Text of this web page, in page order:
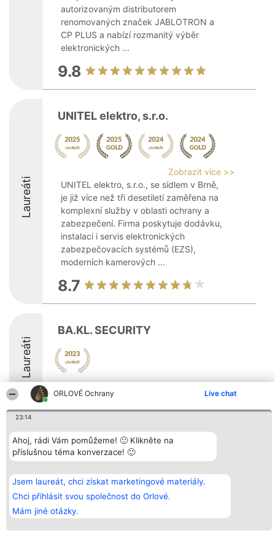
ORLOVÉ Ochrany Live chat
23:14
Ahoj, rádi Vám pomůžeme! 🙂 Klikněte na
příslušnou téma konverzace! 🙂
Jsem laureát, chci získat marketingové materiály.
Chci přihlásit svou společnost do Orlové.
Mám jiné otázky.
autorizovaným distributorem
renomovaných značek JABLOTRON a
CP PLUS a nabízí rozmanitý výběr
elektronických ...
9.8
Laureáti
UNITEL elektro, s.r.o.
Zobrazit více >>
UNITEL elektro, s.r.o., se sídlem v Brně,
je již více než tři desetiletí zaměřena na
komplexní služby v oblasti ochrany a
zabezpečení. Firma poskytuje dodávku,
instalaci i servis elektronických
zabezpečovacích systémů (EZS),
moderních kamerových ...
8.7
Laureáti
BA.KL. SECURITY
Organizátor hlasování
Bright Side Solutions sp. z o.
o. sp. k.
ul. Ruska 22
KRS 0000749100 | Regon
381313360 | NIP 8943132676
Plebiscyt
Vítězové
Seznam všech
laureátů
Pravidla
ochrany
Kontakt